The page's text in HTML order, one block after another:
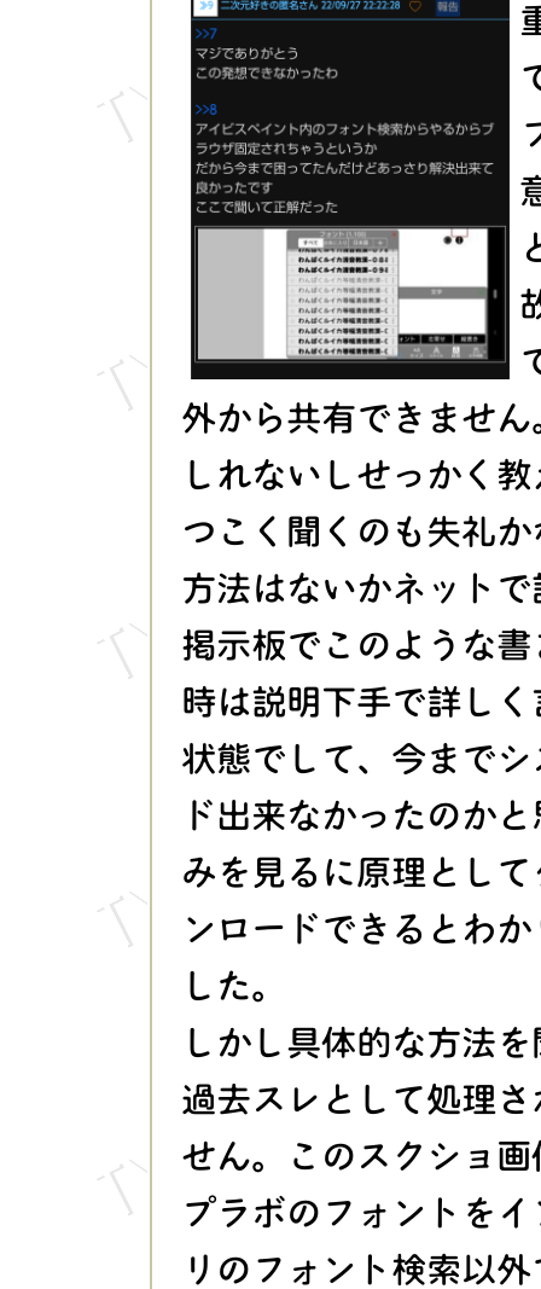
外から共有できませ
しれないしせっかく
つこく聞くのも失礼
方法はないかネット
掲示板でこのような
時は説明下手で詳し
状態でして、今まで
ド出来なかったのか
みを見るに原理とし
ンロードできるとわ
した。
しかし具体的な方法
過去スレとして処理
せん。このスクショ
プラボのフォントを
リのフォント検索以